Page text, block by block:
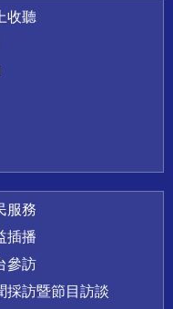
收聽
服務
插播
參訪
採訪暨節目訪談